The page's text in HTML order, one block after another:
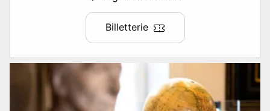
Billetterie